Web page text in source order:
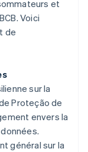
et
Voici
de
sur la
Proteção de
envers la
général sur la